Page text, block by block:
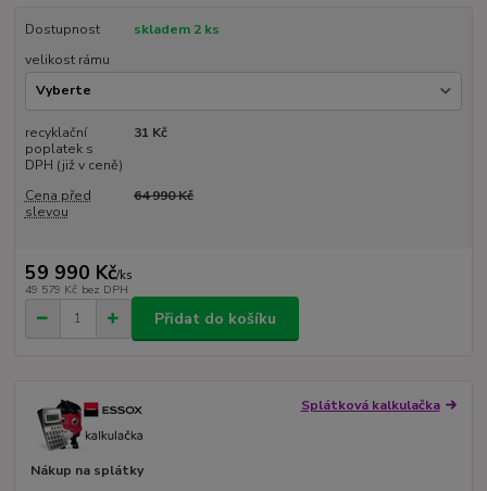
Dostupnost
skladem 2 ks
velikost rámu
recyklační
poplatek s
DPH (již v ceně)
31 Kč
Cena před
slevou
64 990 Kč
59 990 Kč/ks
49 579 Kč bez DPH
Přidat do košíku
Splátková kalkulačka
Nákup na splátky